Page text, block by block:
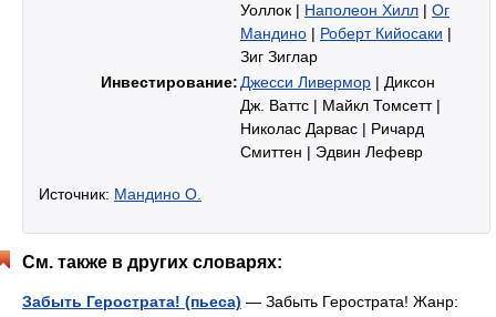
Уоллок | Наполеон Хилл | Ог
Мандино | Роберт Кийосаки |
Зиг Зиглар
Инвестирование: Джесси Ливермор | Диксон
Дж. Ваттс | Майкл Томсетт |
Николас Дарвас | Ричард
Смиттен | Эдвин Лефевр
Источник: Мандино О.
См. также в других словарях:
Забыть Герострата! (пьеса) — Забыть Герострата! Жанр: